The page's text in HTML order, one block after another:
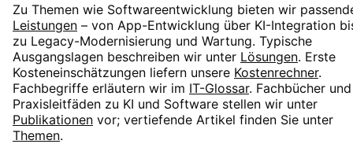
Zu Themen wie Softwareentwicklung bieten wir
Leistungen – von App-Entwicklung über KI-Integration
zu Legacy-Modernisierung und Wartung. Typische
Ausgangslagen beschreiben wir unter Lösungen. Erste
Kosteneinschätzungen liefern unsere Kostenrechner.
Fachbegriffe erläutern wir im IT-Glossar. Fachbücher und
Praxisleitfäden zu KI und Software stellen wir unter
Publikationen vor; vertiefende Artikel finden Sie unter
Themen.